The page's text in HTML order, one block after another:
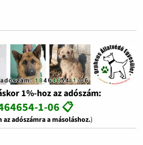
1%-hoz az adószám:
1-06 📋
adószámra a másoláshoz.)